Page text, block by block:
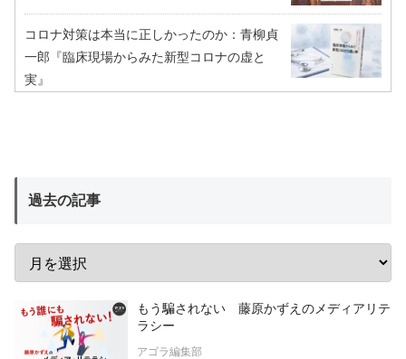
コロナ対策は本当に正しかったのか：青柳貞
一郎『臨床現場からみた新型コロナの虚と
実』
過去の記事
もう騙されない 藤原かずえのメディアリテ
ラシー
アゴラ編集部